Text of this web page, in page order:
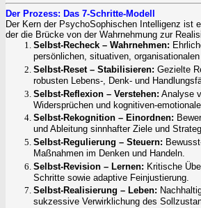
Der Prozess: Das 7-Schritte-Modell
Der Kern der PsychoSophischen Intelligenz ist
der die Brücke von der Wahrnehmung zur
Selbst-Recheck – Wahrnehmen:
persönlichen, situativen, organisationalen
Selbst-Reset – Stabilisieren: Gezielte
robusten Lebens-, Denk- und
Selbst-Reflexion – Verstehen: Analyse
Widersprüchen und kognitiven-
Selbst-Rekognition – Einordnen:
und Ableitung sinnhafter Ziele und
Selbst-Regulierung – Steuern:
Maßnahmen im Denken und Handeln.
Selbst-Revision – Lernen: Kritische
Schritte sowie adaptive Feinjustierung.
Selbst-Realisierung – Leben:
sukzessive Verwirklichung des